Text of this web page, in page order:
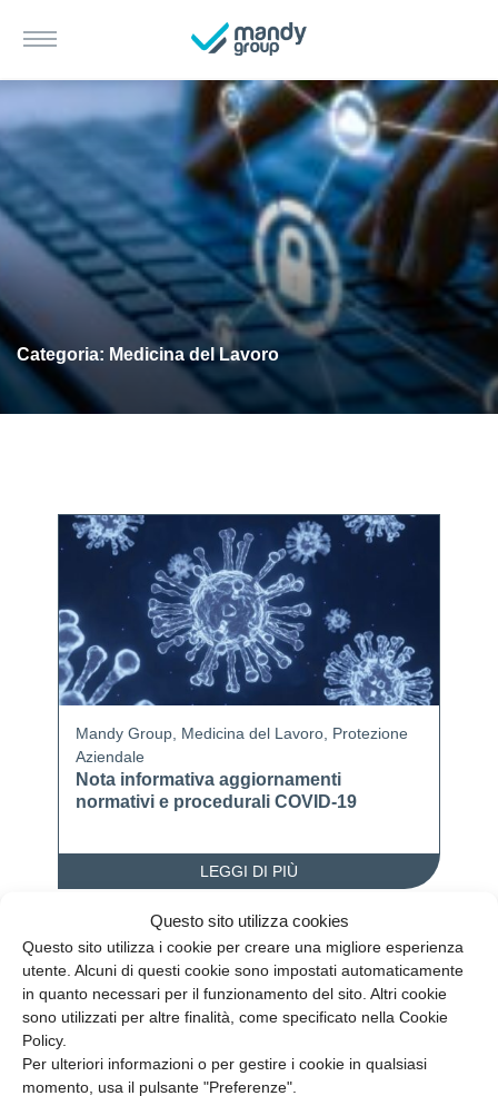
Questo sito utilizza cookies
Questo sito utilizza i cookie per creare una migliore esperienza
utente. Alcuni di questi cookie sono impostati automaticamente
in quanto necessari per il funzionamento del sito. Altri cookie
sono utilizzati per altre finalità, come specificato nella Cookie
Policy.
Per ulteriori informazioni o per gestire i cookie in qualsiasi
momento, usa il pulsante "Preferenze".
Categoria: Medicina del Lavoro
Mandy Group Medicina del Lavoro Protezione
Aziendale
Nota informativa aggiornamenti
normativi e procedurali COVID-19
LEGGI DI PIÙ